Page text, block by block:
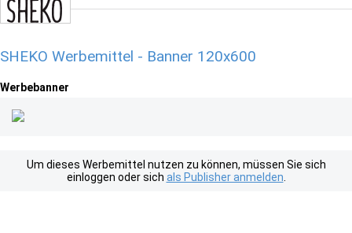
SHEKO Werbemittel - Banner 120x600
Werbebanner
Um dieses Werbemittel nutzen zu können, müssen Sie sich
einloggen oder sich als Publisher anmelden